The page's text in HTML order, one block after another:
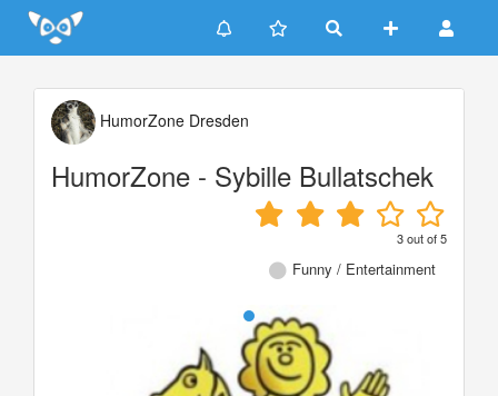
Update cookies preferences
HumorZone Dresden
HumorZone - Sybille Bullatschek
3out of5
Funny / Entertainment